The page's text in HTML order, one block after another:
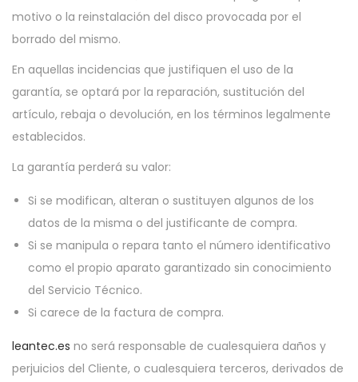
motivo o la reinstalación del disco provocada por el
borrado del mismo.
En aquellas incidencias que justifiquen el uso de la
garantía, se optará por la reparación, sustitución del
artículo, rebaja o devolución, en los términos legalmente
establecidos.
La garantía perderá su valor:
Si se modifican, alteran o sustituyen algunos de los
datos de la misma o del justificante de compra.
Si se manipula o repara tanto el número identificativo
como el propio aparato garantizado sin conocimiento
del Servicio Técnico.
Si carece de la factura de compra.
leantec.es no será responsable de cualesquiera daños y
perjuicios del Cliente, o cualesquiera terceros, derivados de